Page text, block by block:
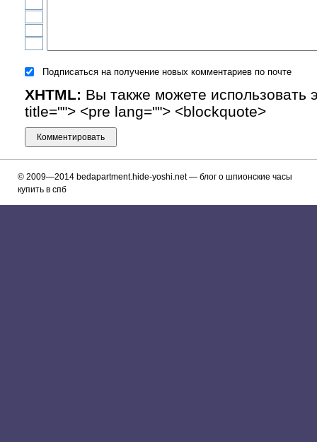
Подписаться на получение новых комментариев по почте
XHTML: Вы также можете использовать
title=""> <pre lang=""> <blockquote>
© 2009—2014 bedapartment.hide-yoshi.net— блог о шпионские часы
купить в спб